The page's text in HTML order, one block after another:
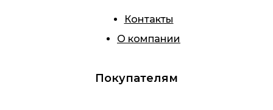
Контакты
О компании
Покупателям